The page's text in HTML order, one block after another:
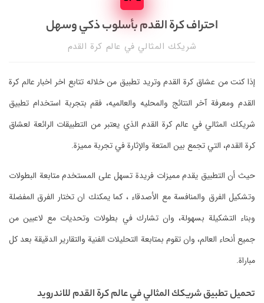
احتراف كرة القدم بأسلوب ذكي وسهل
شريكك المثالي في عالم كرة القدم
إذا كنت من عشاق كرة القدم وتريد تطبيق من خلاله تتابع اخر اخبار عالم كرة
القدم ومعرفة آخر النتائج والمحليه والعالميه، فقم بتجربة استخدام تطبيق
شريكك المثالي في عالم كرة القدم الذي يعتبر من التطبيقات الرائعة لعشاق
كرة القدم، التي تجمع بين المتعة والإثارة في تجربة مميزة.
حيث أن التطبيق يقدم مميزات فريدة تسهل على المستخدم متابعة البطولات
وتشكيل الفرق والمنافسة مع الأصدقاء ، كما يمكنك ان تختار الفرق المفضلة
وبناء التشكيلة بسهولة، وان تشارك في بطولات وتحديات مع لاعبين من
جميع أنحاء العالم، وان تقوم بمتابعة التحليلات الفنية والتقارير الدقيقة بعد كل
مباراة.
تحميل تطبيق شريكك المثالي في عالم كرة القدم للاندرويد